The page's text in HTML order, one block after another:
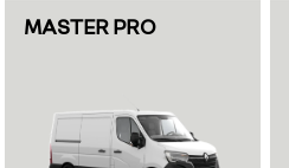
MASTER PRO